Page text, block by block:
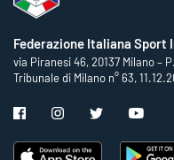
Federazione Italiana Sport
via Piranesi 46, 20137 Milano –
Tribunale di Milano n° 63,